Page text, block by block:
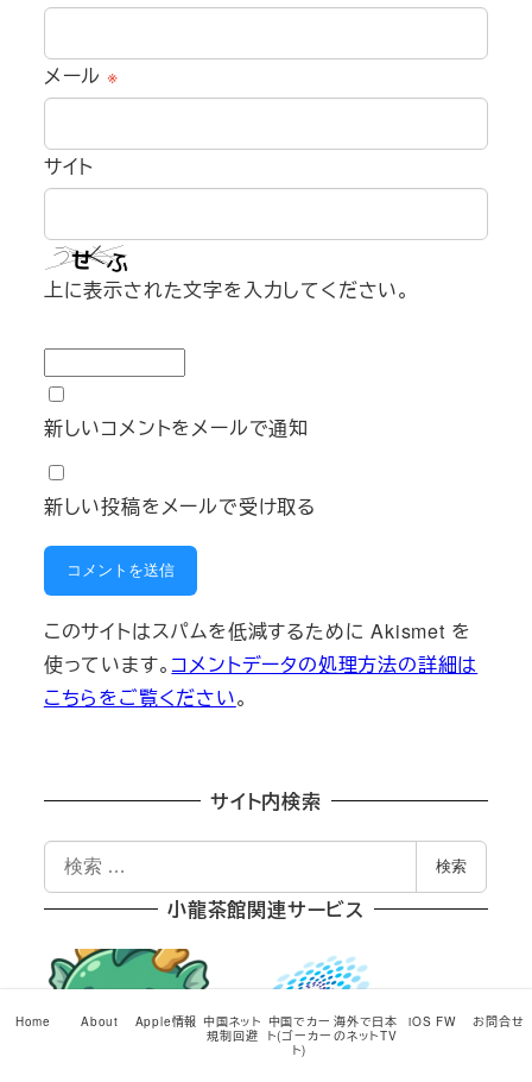
メール ※
サイト
上に表示された文字を入力してください。
新しいコメントをメールで通知
新しい投稿をメールで受け取る
このサイトはスパムを低減するために Akismet を
使っています。 コメントデータの処理方法の詳細は
こちらをご覧ください。
サイト内検索
検
索
検索
小龍茶館関連サービス
Home About Apple情報 中国ネット
規制回避
中国でカー
ト(ゴーカー
ト)
海外で日本
のネットTV
iOS FW お問合せ